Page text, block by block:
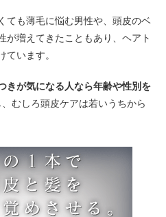
ても薄毛に悩む男性や、頭皮のベ
が増えてきたこともあり、ヘアト
ています。
きが気になる人なら年齢や性別を
、むしろ頭皮ケアは若いうちから